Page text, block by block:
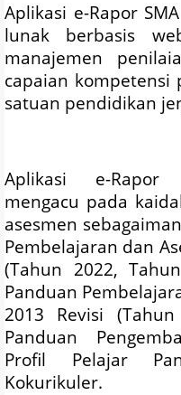
Aplikasi e-Rapor
lunak berbasis
manajemen
capaian kompetensi
satuan pendidikan
Aplikasi e-Rapor
mengacu pada
asesmen
Pembelajaran dan
(Tahun 2022,
Panduan
2013 Revisi
Panduan
Profil Pelajar
Kokurikuler.